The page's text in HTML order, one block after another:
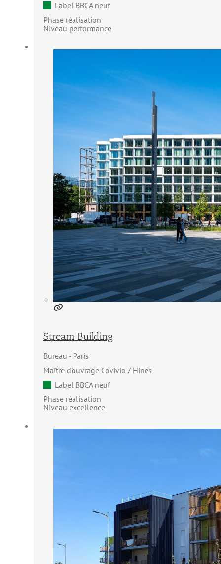
Label BBCA neuf
Phase réalisation
Niveau performance
Stream Building
Bureau
Paris
Maître d'ouvrage Covivio / Hines
Label BBCA neuf
Phase réalisation
Niveau excellence